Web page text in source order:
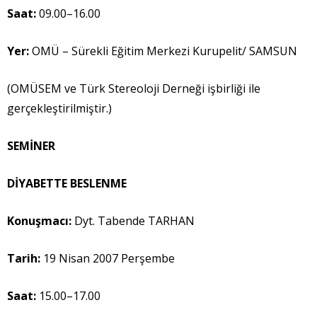
Saat:09.00–16.00
Yer:OMÜ – Sürekli Eğitim Merkezi Kurupelit/ SAMSUN
(OMÜSEM ve Türk Stereoloji Derneği işbirliği ile
gerçekleştirilmiştir.)
SEMİNER
DİYABETTE BESLENME
Konuşmacı: Dyt. Tabende TARHAN
Tarih: 19 Nisan 2007 Perşembe
Saat: 15.00–17.00